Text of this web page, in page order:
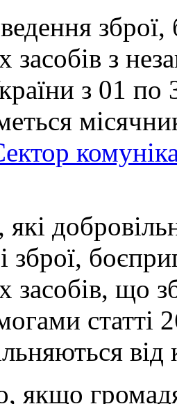
зброї,
засобів з
з 01
зброї,
засобів, що
статті
від
якщо